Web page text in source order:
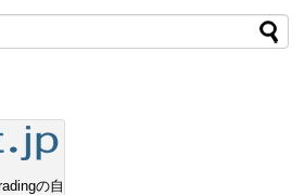
の自